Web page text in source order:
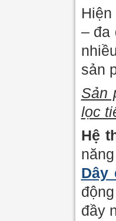
– đa
sản
Sản
lọc
Hệ
Dây
đầy